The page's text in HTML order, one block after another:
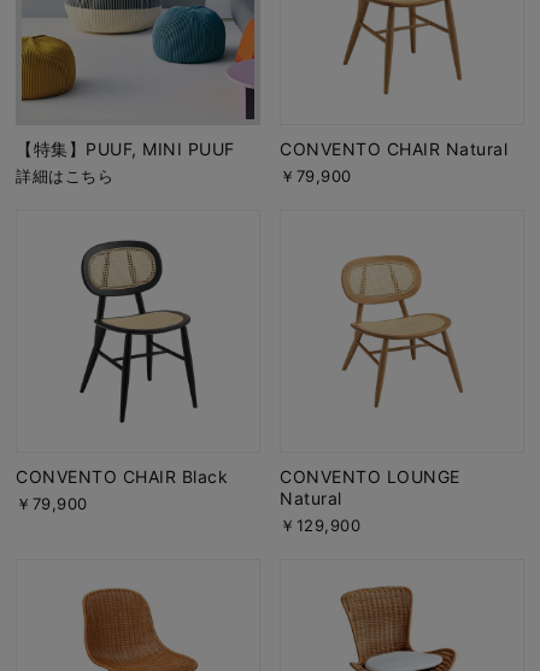
【特集】PUUF, MINI PUUF
詳細はこちら
CONVENTO CHAIR Natural
￥79,900
CONVENTO CHAIR Black
￥79,900
CONVENTO LOUNGE
Natural
￥129,900